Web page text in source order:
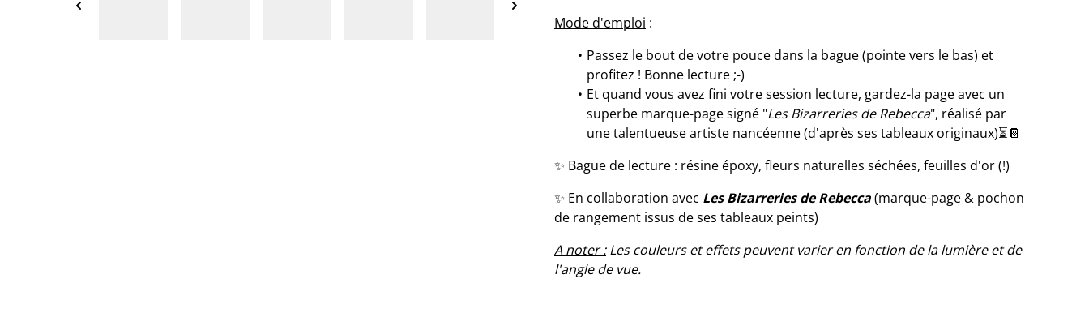
Mode d'emploi :
Passez le bout de votre pouce dans la bague (pointe vers le bas) et
profitez ! Bonne lecture ;-)
Et quand vous avez fini votre session lecture, gardez-la page avec un
superbe marque-page signé "Les Bizarreries de Rebecca", réalisé par
une talentueuse artiste nancéenne (d'après ses tableaux originaux)⏳📔
✨ Bague de lecture : résine époxy, fleurs naturelles séchées, feuilles d'or (!)
✨ En collaboration avec Les Bizarreries de Rebecca(marque-page & pochon
de rangement issus de ses tableaux peints)
A noter :Les couleurs et effets peuvent varier en fonction de la lumière et de
l'angle de vue.